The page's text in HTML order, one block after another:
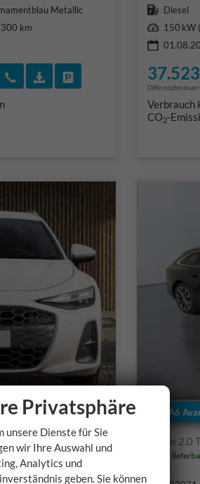
Metallic
km
vereinbaren
Wir rufen Sie an
Fahrzeugexposé (PDF)
Fahrzeug parken
Kraftstoff Diesel
Leistung 150 kW
Verbrauch
CO2-
Audi A6
sofort
Privatsphäre
unsere Dienste für Sie
wir Ihre Auswahl und
Analytics und
geben. Sie können